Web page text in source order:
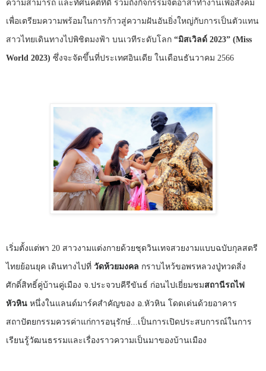
ความสามารถ และทัศนคติที่ดี รวมถึงกิจกรรมจิตอาสาทำงานเพื่อสังคม
เพื่อเตรียมความพร้อมในการก้าวสู่ความฝันอันยิ่งใหญ่กับการเป็นตัวแทน
สาวไทยเดินทางไปพิชิตมงฟ้า บนเวทีระดับโลก “มิสเวิลด์ 2023” (Miss
World 2023) ซึ่งจะจัดขึ้นที่ประเทศอินเดีย ในเดือนธันวาคม 2566
เริ่มตั้งแต่พา 20 สาวงามแต่งกายด้วยชุดวินเทจสวยงามแบบฉบับกุลสตรี
ไทยย้อนยุค เดินทางไปที่ วัดห้วยมงคล กราบไหว้ขอพรหลวงปู่ทวดสิ่ง
ศักดิ์สิทธิ์คู่บ้านคู่เมือง จ.ประจวบคีรีขันธ์ ก่อนไปเยี่ยมชมสถานีรถไฟ
หัวหิน หนึ่งในแลนด์มาร์คสำคัญของ อ.หัวหิน โดดเด่นด้วยอาคาร
สถาปัตยกรรมควรค่าแก่การอนุรักษ์...เป็นการเปิดประสบการณ์ในการ
เรียนรู้วัฒนธรรมและเรื่องราวความเป็นมาของบ้านเมือง